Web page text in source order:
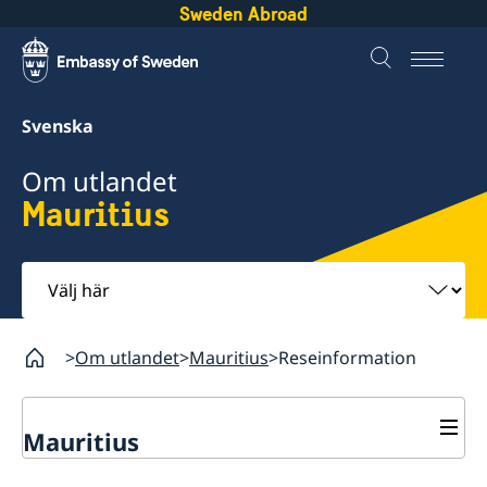
Sweden Abroad
Svenska
Om utlandet
Mauritius
Välj
här
Om utlandet Mauritius Reseinformation
Mauritius